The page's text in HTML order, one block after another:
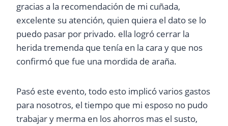
gracias a la recomendación de mi cuñada,
excelente su atención, quien quiera el dato se lo
puedo pasar por privado. ella logró cerrar la
herida tremenda que tenía en la cara y que nos
confirmó que fue una mordida de araña.
Pasó este evento, todo esto implicó varios gastos
para nosotros, el tiempo que mi esposo no pudo
trabajar y merma en los ahorros mas el susto,